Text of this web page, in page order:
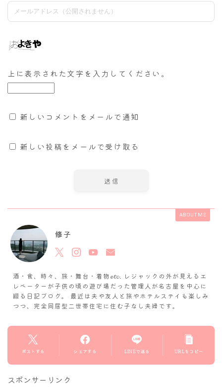
上に表示された文字を入力してください。
新しいコメントをメールで通知
新しい投稿をメールで受け取る
ABOUT ME
修子
酒・食、時々、旅・舞台・着物𝓮𝓽𝓬. レジャックの外が見えるエ
レベーターが子供の頃の遊び場だった管理人が名古屋を中心に
綴る日記ブログ。 最近は夫や友人と旅やホテルステイも楽しみ
つつ、完全同居型二世帯住宅に住む子なし夫婦です。
ポストする シェアする LINEで送る URLをコピー
スポンサーリンク